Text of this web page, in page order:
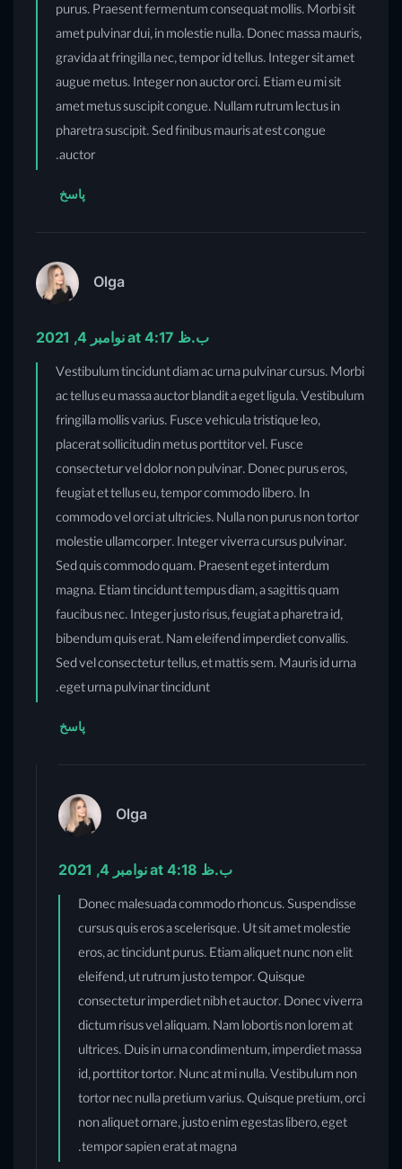
purus. Praesent fermentum consequat mollis. Morbi sit
amet pulvinar dui, in molestie nulla. Donec massa mauris,
gravida at fringilla nec, tempor id tellus. Integer sit amet
augue metus. Integer non auctor orci. Etiam eu mi sit
amet metus suscipit congue. Nullam rutrum lectus in
pharetra suscipit. Sed finibus mauris at est congue
auctor.
پاسخ
Olga
نوامبر 4, 2021 at 4:17 ب.ظ
Vestibulum tincidunt diam ac urna pulvinar cursus. Morbi
ac tellus eu massa auctor blandit a eget ligula. Vestibulum
fringilla mollis varius. Fusce vehicula tristique leo,
placerat sollicitudin metus porttitor vel. Fusce
consectetur vel dolor non pulvinar. Donec purus eros,
feugiat et tellus eu, tempor commodo libero. In
commodo vel orci at ultricies. Nulla non purus non tortor
molestie ullamcorper. Integer viverra cursus pulvinar.
Sed quis commodo quam. Praesent eget interdum
magna. Etiam tincidunt tempus diam, a sagittis quam
faucibus nec. Integer justo risus, feugiat a pharetra id,
bibendum quis erat. Nam eleifend imperdiet convallis.
Sed vel consectetur tellus, et mattis sem. Mauris id urna
eget urna pulvinar tincidunt.
پاسخ
Olga
نوامبر 4, 2021 at 4:18 ب.ظ
Donec malesuada commodo rhoncus. Suspendisse
cursus quis eros a scelerisque. Ut sit amet molestie
eros, ac tincidunt purus. Etiam aliquet nunc non elit
eleifend, ut rutrum justo tempor. Quisque
consectetur imperdiet nibh et auctor. Donec viverra
dictum risus vel aliquam. Nam lobortis non lorem at
ultrices. Duis in urna condimentum, imperdiet massa
id, porttitor tortor. Nunc at mi nulla. Vestibulum non
tortor nec nulla pretium varius. Quisque pretium, orci
non aliquet ornare, justo enim egestas libero, eget
tempor sapien erat at magna.